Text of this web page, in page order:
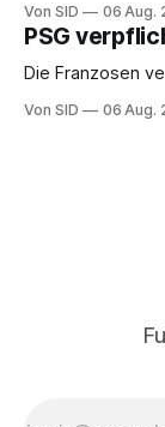
Von SID 06 Aug.
PSG
Die Franzosen
Von SID 06 Aug.